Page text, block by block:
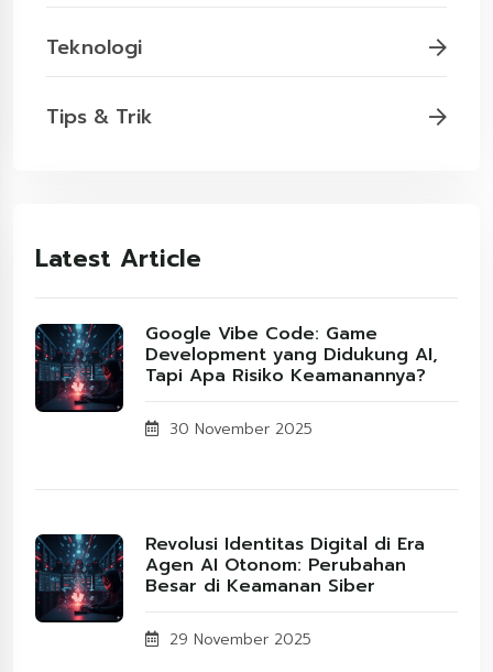
Teknologi
Tips & Trik
Latest Article
Google Vibe Code: Game
Development yang Didukung AI,
Tapi Apa Risiko Keamanannya?
30 November 2025
Revolusi Identitas Digital di Era
Agen AI Otonom: Perubahan
Besar di Keamanan Siber
29 November 2025